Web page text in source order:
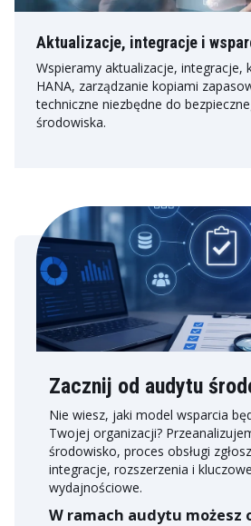
Aktualizacje, integracje i
Wspieramy aktualizacje, integracje,
HANA, zarządzanie kopiami
techniczne niezbędne do
środowiska.
Zacznij od audytu
Nie wiesz, jaki model wsparcia
Twojej organizacji?
środowisko, proces obsługi
integracje, rozszerzenia i
wydajnościowe.
W ramach audytu możesz